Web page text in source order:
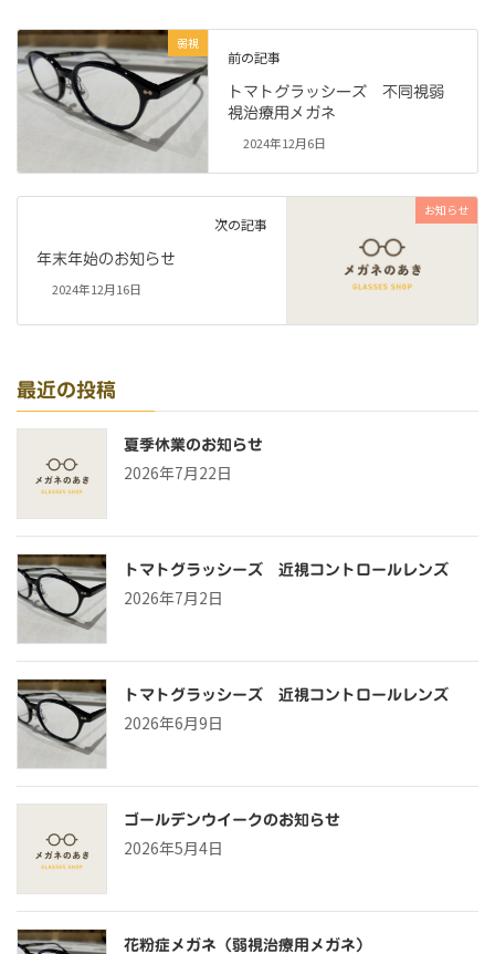
弱視
前の記事
トマトグラッシーズ 不同視弱
視治療用メガネ
2024年12月6日
お知らせ
次の記事
年末年始のお知らせ
2024年12月16日
最近の投稿
夏季休業のお知らせ
2026年7月22日
トマトグラッシーズ 近視コントロールレンズ
2026年7月2日
トマトグラッシーズ 近視コントロールレンズ
2026年6月9日
ゴールデンウイークのお知らせ
2026年5月4日
花粉症メガネ（弱視治療用メガネ）